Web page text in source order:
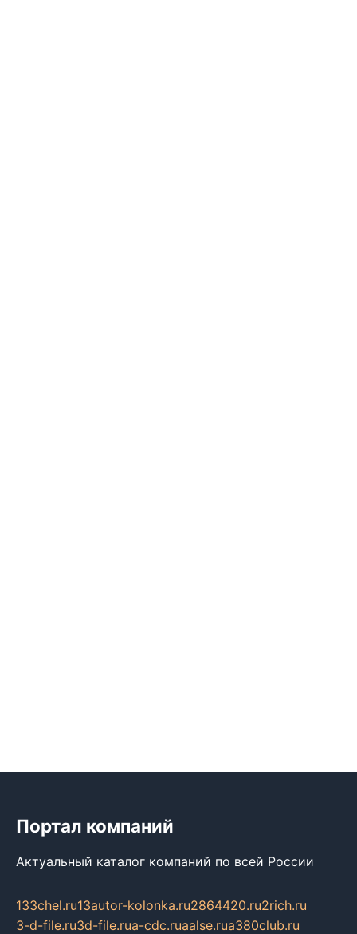
Портал компаний
Актуальный каталог компаний по всей России
133chel.ru13autor-kolonka.ru2864420.ru2rich.ru
3-d-file.ru3d-file.rua-cdc.ruaalse.rua380club.ru